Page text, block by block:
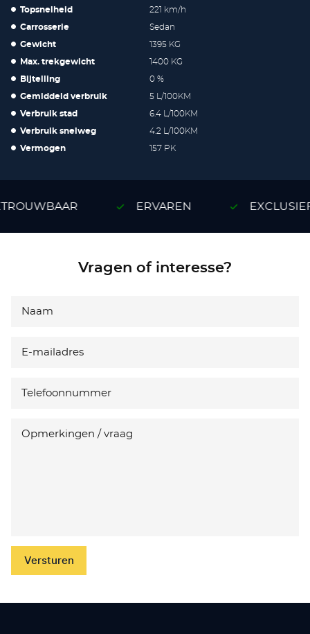
Topsnelheid 221 km/h
Carrosserie Sedan
Gewicht 1395 KG
Max. trekgewicht 1400 KG
Bijtelling 0 %
Gemiddeld verbruik 5 L/100KM
Verbruik stad 6.4 L/100KM
Verbruik snelweg 4.2 L/100KM
Vermogen 157 PK
ERVAREN EXCLUSIEF
Vragen of interesse?
Versturen